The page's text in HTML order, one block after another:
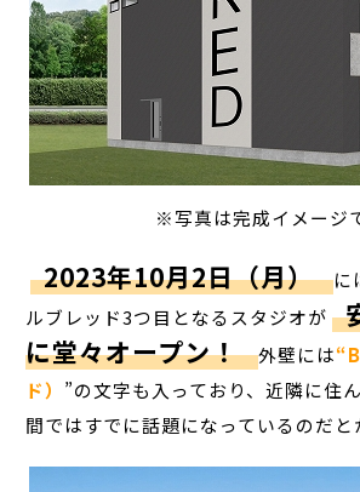
※写真は完成イメージ
2023年10月2日（月） に
ルブレッド3つ目となるスタジオが
に堂々オープン！ 外壁には
ド） ”の文字も入っており、近隣に住
間ではすでに話題になっているのだ